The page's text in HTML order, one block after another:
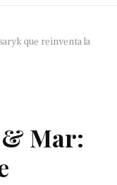
que reinventa la
& Mar: